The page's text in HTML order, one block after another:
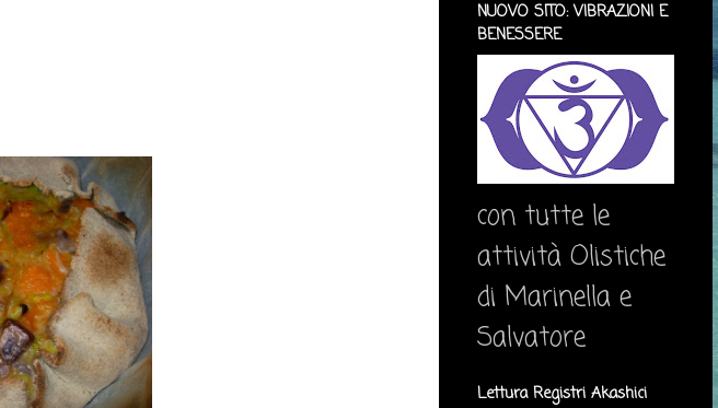
NUOVO SITO: VIBRAZIONI E
BENESSERE
con tutte le
attività Olistiche
di Marinella e
Salvatore
Lettura Registri Akashici